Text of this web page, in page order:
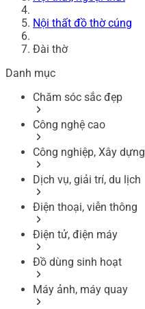
Nội thất đồ thờ cúng
Đài thờ
Danh mục
Chăm sóc sắc đẹp
Công nghệ cao
Công nghiệp, Xây dựng
Dịch vụ, giải trí, du lịch
Điện thoại, viễn thông
Điện tử, điện máy
Đồ dùng sinh hoạt
Máy ảnh, máy quay